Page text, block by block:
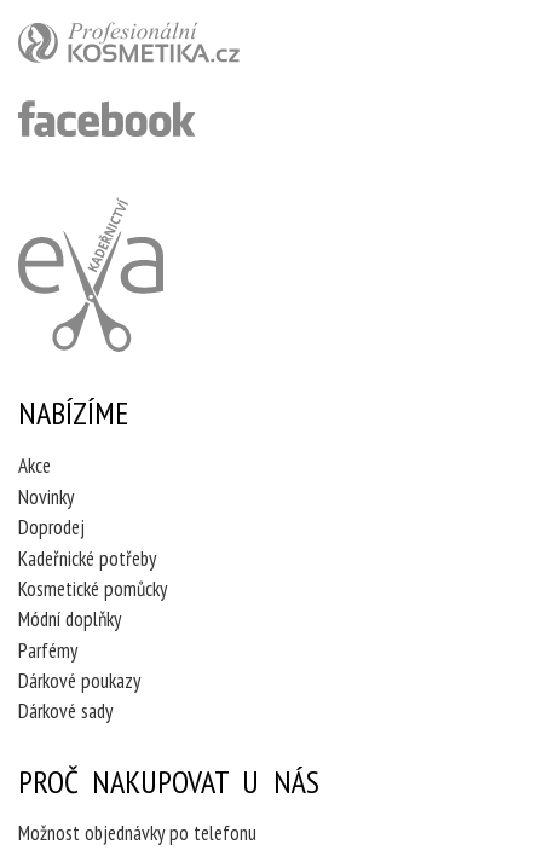
NABÍZÍME
Akce
Novinky
Doprodej
Kadeřnické potřeby
Kosmetické pomůcky
Módní doplňky
Parfémy
Dárkové poukazy
Dárkové sady
PROČ NAKUPOVAT U NÁS
Možnost objednávky po telefonu